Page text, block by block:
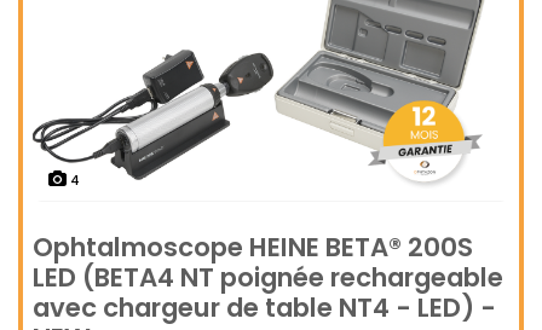
4
Ophtalmoscope HEINE BETA® 200S
LED (BETA4 NT poignée rechargeable
avec chargeur de table NT4 - LED) -